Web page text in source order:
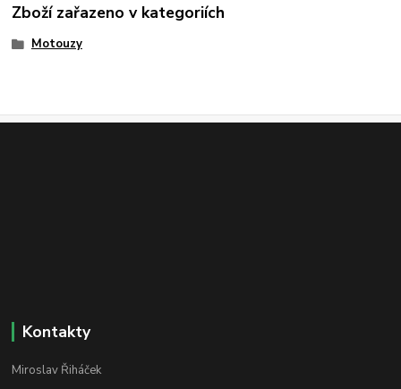
Zboží zařazeno v kategoriích
Motouzy
Kontakty
Miroslav Řiháček